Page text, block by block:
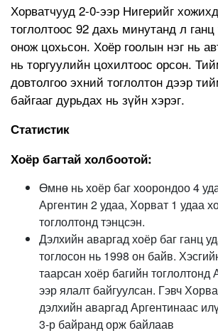
Хорватчууд 2-0-ээр Нигерийг
тоглолтоос 92 дахь минутанд л
онож цохьсон. Хоёр гоолын нэг нь
нь торгуулийн цохилтоос орсон.
довтолгоо эхний тоглолтон дээр
байгааг дурьдах нь зүйн хэрэг.
Статистик
Хоёр багтай холбоотой:
Өмнө нь хоёр баг хоорондоо 4
Аргентин 2 удаа, Хорват 1 удаа
тоглолтонд тэнцсэн.
Дэлхийн аваргад хоёр баг ганц
тоглосон нь 1998 он байв.
таарсан хоёр багийн тоглолтонд
ээр ялалт байгуулсан. Гэвч
дэлхийн аваргад Аргентинаас
3-р байранд орж байлаав